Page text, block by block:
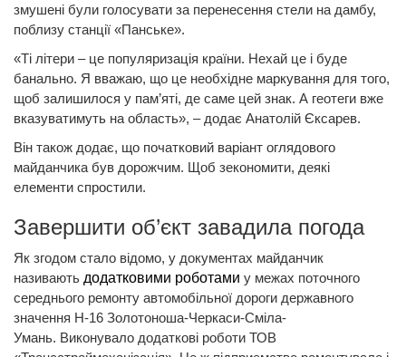
змушені були голосувати за перенесення стели на дамбу,
поблизу станції «Панське».
«Ті літери – це популяризація країни. Нехай це і буде
банально. Я вважаю, що це необхідне маркування для того,
щоб залишилося у пам’яті, де саме цей знак. А геотеги вже
вказуватимуть на область», – додає Анатолій Єксарев.
Він також додає, що початковий варіант оглядового
майданчика був дорожчим. Щоб зекономити, деякі
елементи спростили.
Завершити об’єкт завадила погода
Як згодом стало відомо, у документах майданчик
називають додатковими роботами у межах поточного
середнього ремонту автомобільної дороги державного
значення Н-16 Золотоноша-Черкаси-Сміла-
Умань. Виконувало додаткові роботи ТОВ